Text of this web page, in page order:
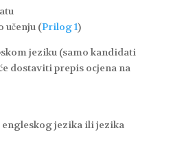
učenju (Prilog 1)
jeziku (samo kandidati
dostaviti prepis ocjena na
engleskog jezika ili jezika